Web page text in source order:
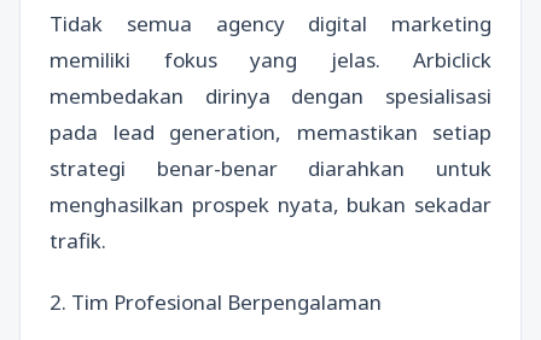
Tidak semua agency digital marketing
memiliki fokus yang jelas. Arbiclick
membedakan dirinya dengan spesialisasi
pada lead generation, memastikan setiap
strategi benar-benar diarahkan untuk
menghasilkan prospek nyata, bukan sekadar
trafik.
2. Tim Profesional Berpengalaman